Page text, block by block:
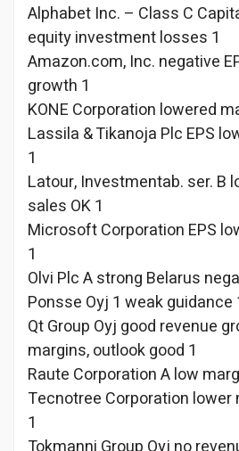
Alphabet Inc. – Class C
equity investment losses 1
Amazon.com, Inc. negative
growth 1
KONE Corporation lowered
Lassila & Tikanoja Plc EPS
1
Latour, Investmentab. ser. B
sales OK 1
Microsoft Corporation EPS
1
Olvi Plc A strong Belarus
Ponsse Oyj 1 weak guidance
Qt Group Oyj good revenue
margins, outlook good 1
Raute Corporation A low
Tecnotree Corporation lower
1